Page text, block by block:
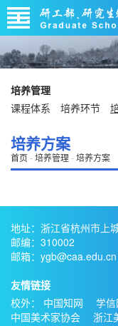
培养管理
课程体系
培养环节
培养方案
首页-培养管理-培养方案
地址：浙江省杭州市上
邮编：310002
邮箱：ygb@caa.edu.cn
友情链接
校外： 中国知网 学信
中国美术家协会
浙江